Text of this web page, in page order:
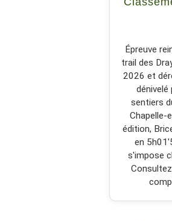
Épreuve
trail des
2026 et
sentiers
Chapelle-
édition,
en
s'impose